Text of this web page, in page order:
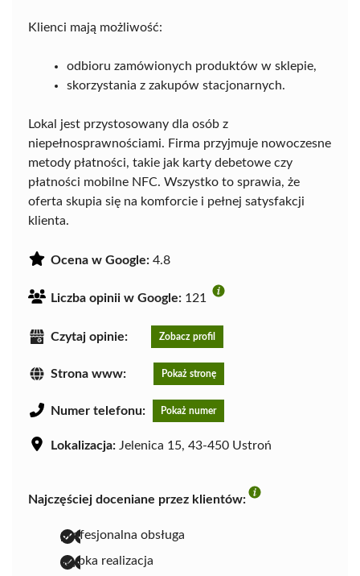
Klienci mają możliwość:
odbioru zamówionych produktów w sklepie,
skorzystania z zakupów stacjonarnych.
Lokal jest przystosowany dla osób z
niepełnosprawnościami. Firma przyjmuje nowoczesne
metody płatności, takie jak karty debetowe czy
płatności mobilne NFC. Wszystko to sprawia, że
oferta skupia się na komforcie i pełnej satysfakcji
klienta.
Ocena w Google: 4.8
Liczba opinii w Google: 121
Czytaj opinie: Zobacz profil
Strona www: Pokaż stronę
Numer telefonu: Pokaż numer
Lokalizacja: Jelenica 15, 43-450 Ustroń
Najczęściej doceniane przez klientów:
profesjonalna obsługa
szybka realizacja